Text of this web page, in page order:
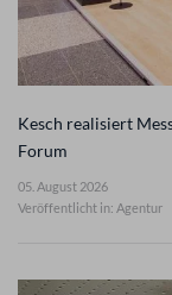
Kesch realisiert
Forum
05. August 2026
Veröffentlicht in: Agentur